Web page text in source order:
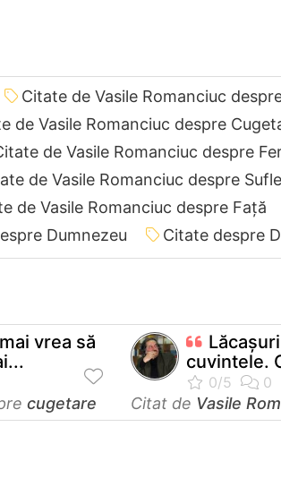
Citate de Vasile Romanciuc
de Vasile Romanciuc despre
de Vasile Romanciuc despre
de Vasile Romanciuc despre
de Vasile Romanciuc despre Față
Dumnezeu
Citate despre
vrea să
cugetare
cuvintele.
Citat de Vasile